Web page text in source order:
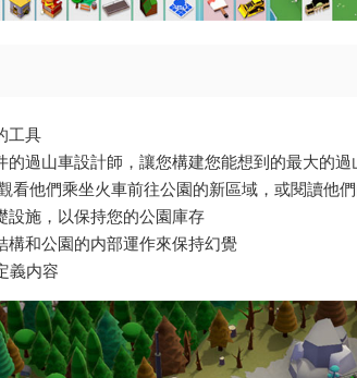
工具
的過山車設計師，讓您構建您能想到的最大的過
看他們乘坐火車前往公園的新區域，或閱讀他
設施，以保持您的公園庫存
構和公園的内部運作來保持幻覺
義内容